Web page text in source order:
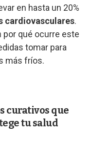
en hasta un 20%
cardiovasculares.
por qué ocurre este
tomar para
más fríos.
curativos que
tu salud